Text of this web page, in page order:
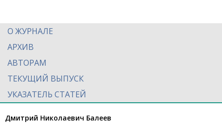
О ЖУРНАЛЕ
АРХИВ
АВТОРАМ
ТЕКУЩИЙ ВЫПУСК
УКАЗАТЕЛЬ СТАТЕЙ
Дмитрий Николаевич Балеев